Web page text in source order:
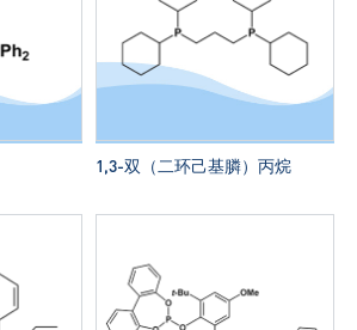
1,3-双（二环己基膦）丙烷